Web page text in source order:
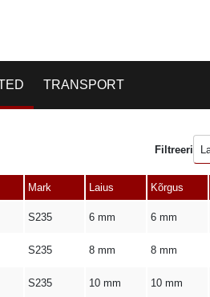
TRANSPORT
Filtreeri
Mark Laius Kõrgus
S235 6 mm 6 mm
S235 8 mm 8 mm
S235 10 mm 10 mm